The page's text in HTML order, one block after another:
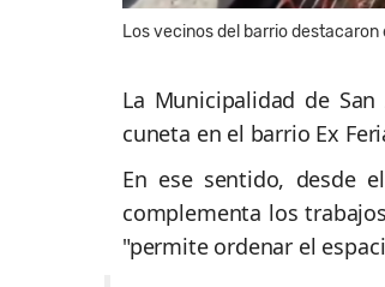
Los vecinos del barrio destacaron
La Municipalidad de
cuneta en el barrio Ex
En ese sentido, desde
complementa los
"permite ordenar el